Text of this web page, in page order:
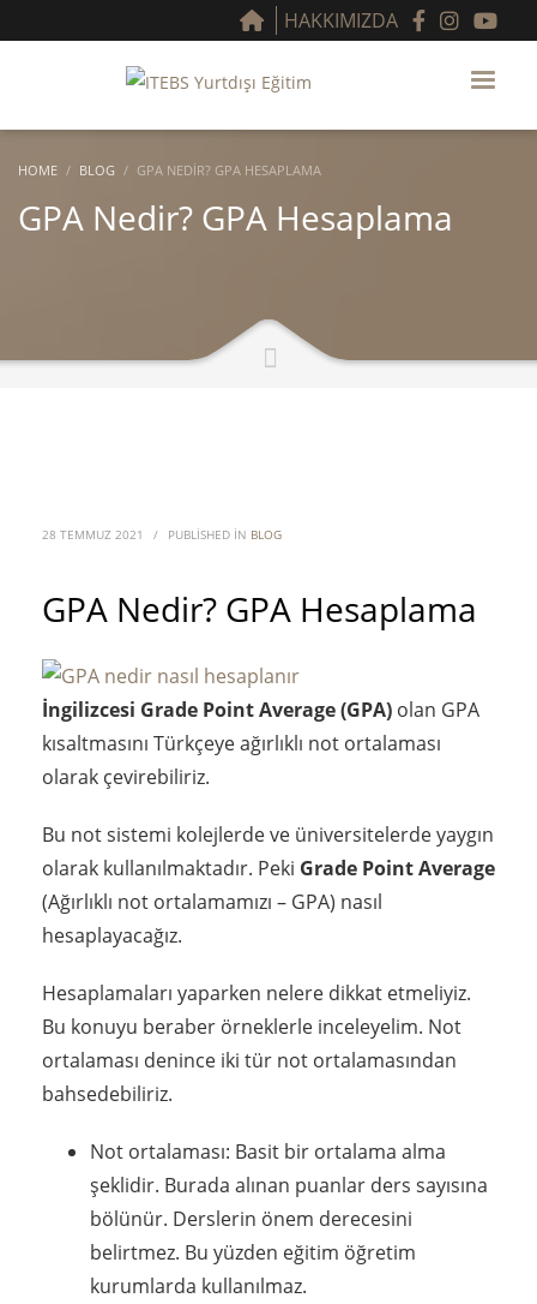
HAKKIMIZDA
HOME BLOG GPA NEDIR? GPA HESAPLAMA
GPA Nedir? GPA Hesaplama
28 TEMMUZ 2021 / PUBLISHED IN BLOG
GPA Nedir? GPA Hesaplama
İngilizcesi Grade Point Average (GPA) olan GPA
kısaltmasını Türkçeye ağırlıklı not ortalaması
olarak çevirebiliriz.
Bu not sistemi kolejlerde ve üniversitelerde yaygın
olarak kullanılmaktadır. Peki Grade Point Average
(Ağırlıklı not ortalamamızı – GPA) nasıl
hesaplayacağız.
Hesaplamaları yaparken nelere dikkat etmeliyiz.
Bu konuyu beraber örneklerle inceleyelim. Not
ortalaması denince iki tür not ortalamasından
bahsedebiliriz.
Not ortalaması: Basit bir ortalama alma
şeklidir. Burada alınan puanlar ders sayısına
bölünür. Derslerin önem derecesini
belirtmez. Bu yüzden eğitim öğretim
kurumlarda kullanılmaz.